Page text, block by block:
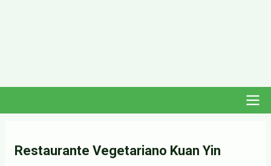
principal
Restaurante Vegetariano Kuan Yin